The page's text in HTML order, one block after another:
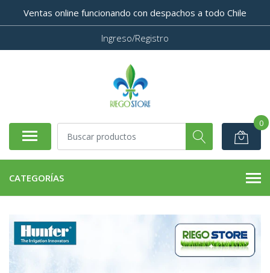
Ventas online funcionando con despachos a todo Chile
Ingreso/Registro
0
CATEGORÍAS